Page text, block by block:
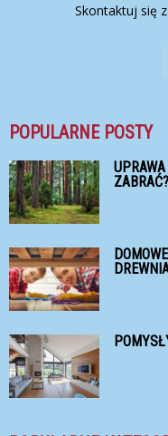
Skontaktuj się
POPULARNE POSTY
ZABRAĆ?